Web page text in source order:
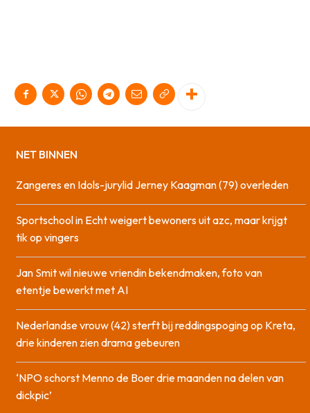
NET BINNEN
Zangeres en Idols-jurylid Jerney Kaagman (79) overleden
Sportschool in Echt weigert bewoners uit azc, maar krijgt
tik op vingers
Jan Smit wil nieuwe vriendin bekendmaken, foto van
etentje bewerkt met AI
Nederlandse vrouw (42) sterft bij reddingspoging op Kreta,
drie kinderen zien drama gebeuren
‘NPO schorst Menno de Boer drie maanden na delen van
dickpic’